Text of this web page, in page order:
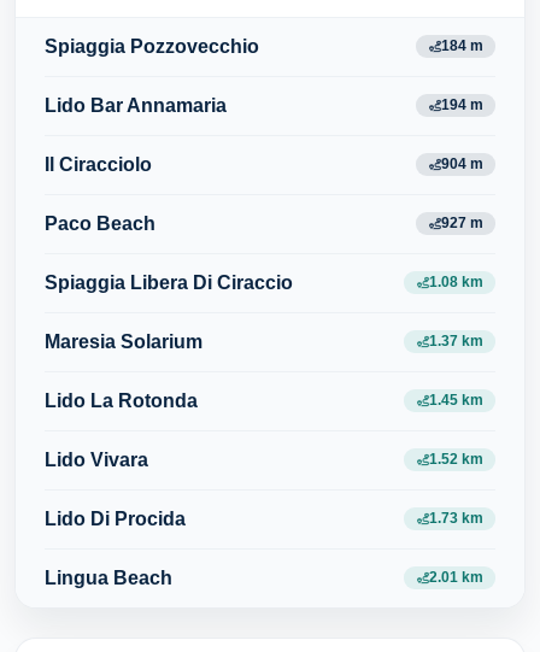
Spiaggia Pozzovecchio 184 m
Lido Bar Annamaria 194 m
Il Ciracciolo 904 m
Paco Beach 927 m
Spiaggia Libera Di Ciraccio 1.08 km
Maresia Solarium 1.37 km
Lido La Rotonda 1.45 km
Lido Vivara 1.52 km
Lido Di Procida 1.73 km
Lingua Beach 2.01 km